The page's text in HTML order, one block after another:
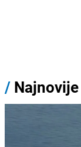
/ Najnovije